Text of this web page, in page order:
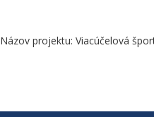
Názov projektu: Viacúčelová